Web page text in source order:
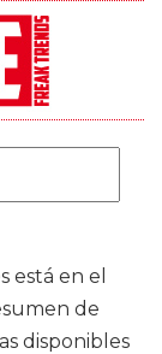
está en el
de
disponibles